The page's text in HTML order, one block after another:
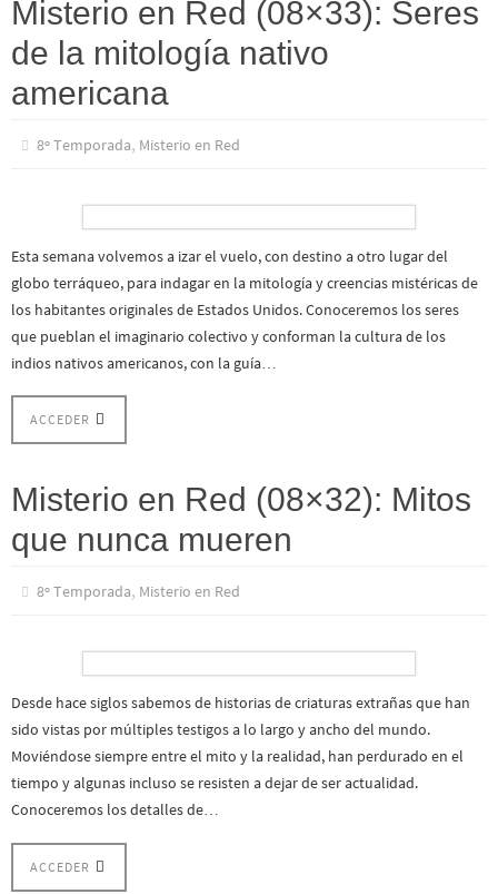
Misterio en Red (08×33): Seres
de la mitología nativo
americana
8º Temporada, Misterio en Red
Esta semana volvemos a izar el vuelo, con destino a otro lugar del
globo terráqueo, para indagar en la mitología y creencias mistéricas de
los habitantes originales de Estados Unidos. Conoceremos los seres
que pueblan el imaginario colectivo y conforman la cultura de los
indios nativos americanos, con la guía…
ACCEDER
Misterio en Red (08×32): Mitos
que nunca mueren
8º Temporada, Misterio en Red
Desde hace siglos sabemos de historias de criaturas extrañas que han
sido vistas por múltiples testigos a lo largo y ancho del mundo.
Moviéndose siempre entre el mito y la realidad, han perdurado en el
tiempo y algunas incluso se resisten a dejar de ser actualidad.
Conoceremos los detalles de…
ACCEDER